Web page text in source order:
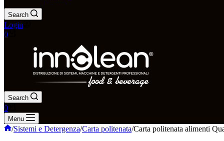
Search
Login
0
Search
0
Menu
/Sistemi e Detergenza/Carta politenata/Carta politenata alimenti